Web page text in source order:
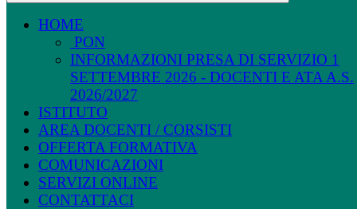
HOME
PON
INFORMAZIONI PRESA DI SERVIZIO 1
SETTEMBRE 2026 - DOCENTI E ATA A.S.
2026/2027
ISTITUTO
AREA DOCENTI / CORSISTI
OFFERTA FORMATIVA
COMUNICAZIONI
SERVIZI ONLINE
CONTATTACI